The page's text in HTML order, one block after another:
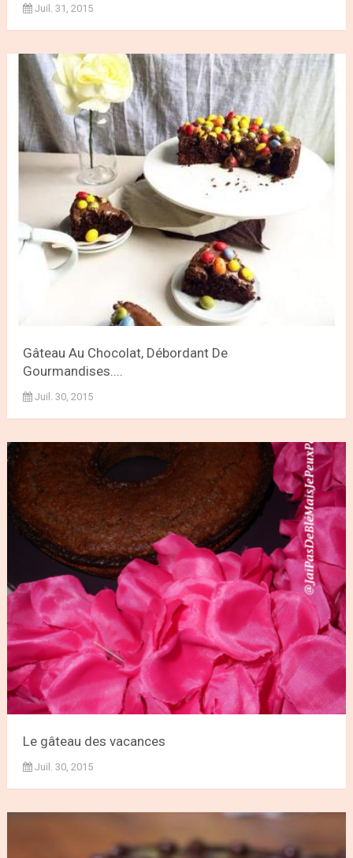
Juil. 31, 2015
Gâteau Au Chocolat, Débordant De
Gourmandises....
Juil. 30, 2015
Le gâteau des vacances
Juil. 30, 2015